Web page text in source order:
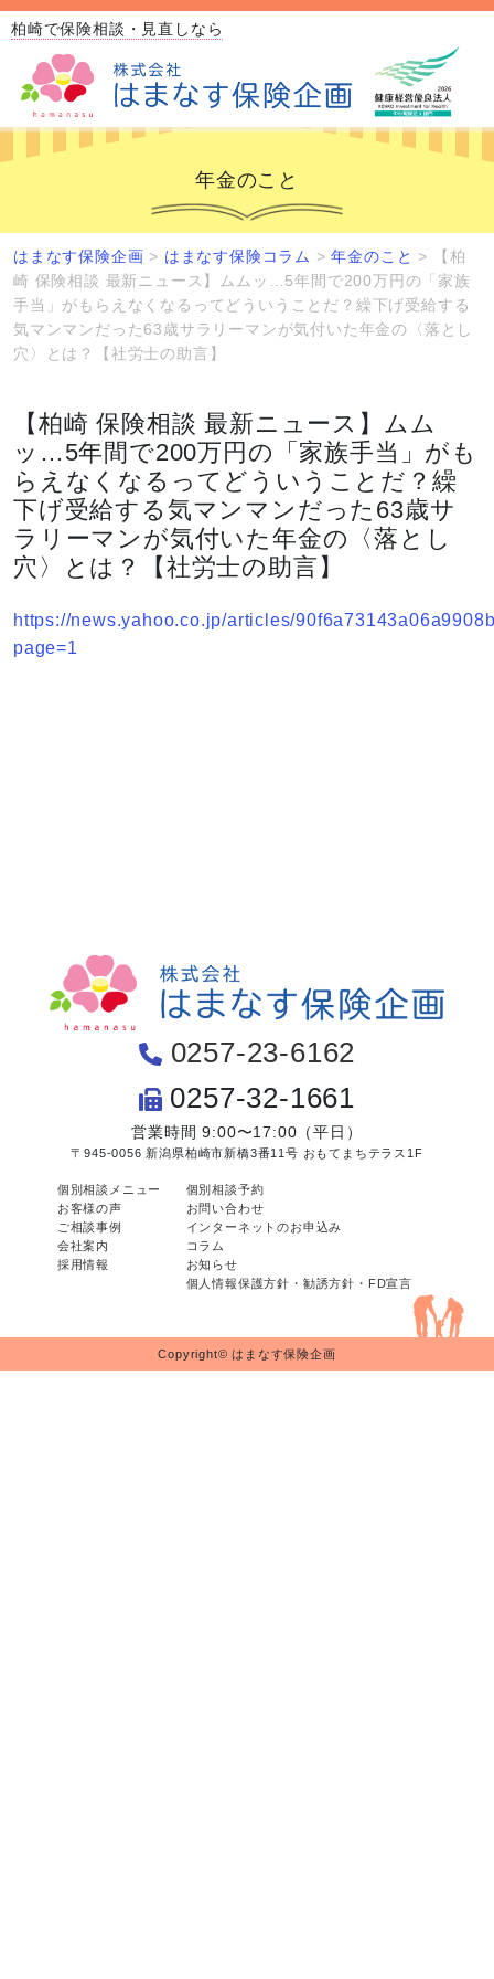
柏崎で保険相談・見直しなら
年金のこと
はまなす保険企画 > はまなす保険コラム >年金のこと >
【柏
崎 保険相談 最新ニュース】ムムッ…5年間で200万円の「家族
手当」がもらえなくなるってどういうことだ？繰下げ受給する
気マンマンだった63歳サラリーマンが気付いた年金の〈落とし
穴〉とは？【社労士の助言】
【柏崎 保険相談 最新ニュース】ムム
ッ…5年間で200万円の「家族手当」がも
らえなくなるってどういうことだ？繰
下げ受給する気マンマンだった63歳サ
ラリーマンが気付いた年金の〈落とし
穴〉とは？【社労士の助言】
https://news.yahoo.co.jp/articles/
page=1
0257-23-6162
0257-32-1661
営業時間 9:00〜17:00（平日）
〒945-0056 新潟県柏崎市新橋3番11号 おもてまちテラス1F
個別相談メニュー
お客様の声
ご相談事例
会社案内
採用情報
個別相談予約
お問い合わせ
インターネットのお申込み
コラム
お知らせ
個人情報保護方針・勧誘方針・FD宣言
Copyright© はまなす保険企画